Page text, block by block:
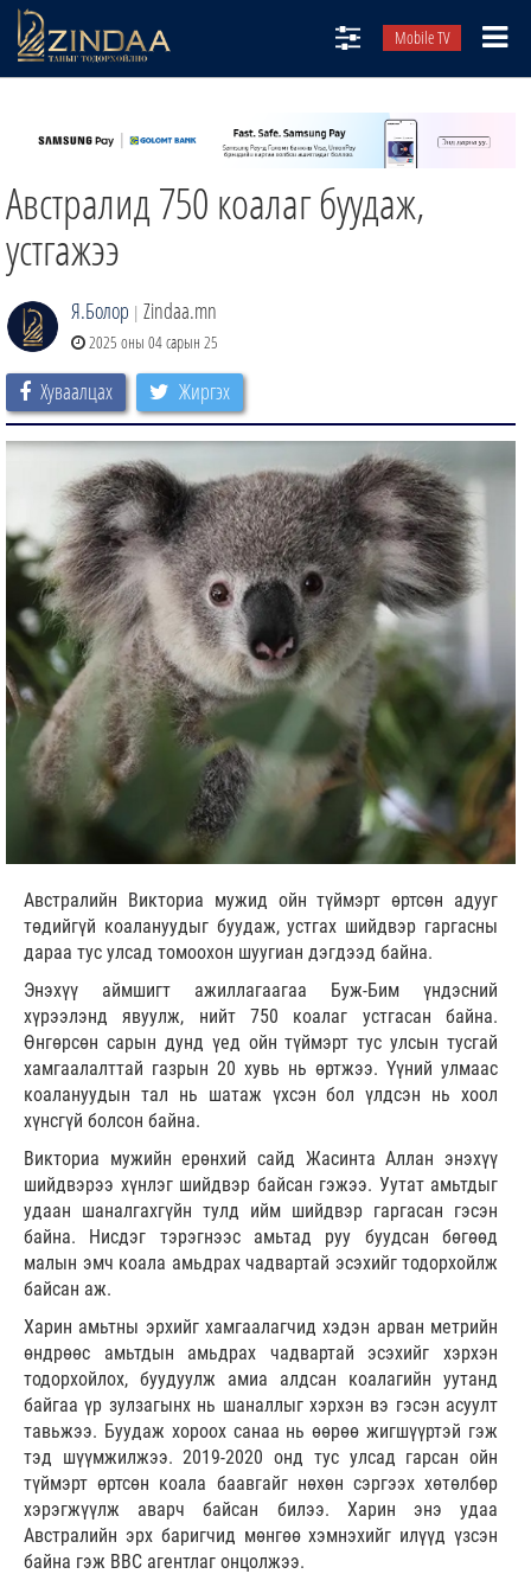
Mobile TV
ТВ8
ӨГЛӨӨНИЙ СОНИН
АУДИО ЗОХИОЛ
ЗИНДАА СЭТГҮҮЛ
Австралид 750 коалаг буудаж,
устгажээ
Я.Болор | Zindaa.mn
2025 оны 04 сарын 25
Хуваалцах Жиргэх
Австралийн Викториа мужид ойн түймэрт өртсөн адууг
төдийгүй коалануудыг буудаж, устгах шийдвэр гаргасны
дараа тус улсад томоохон шуугиан дэгдээд байна.
Энэхүү аймшигт ажиллагаагаа Буж-Бим үндэсний
хүрээлэнд явуулж, нийт 750 коалаг устгасан байна.
Өнгөрсөн сарын дунд үед ойн түймэрт тус улсын тусгай
хамгаалалттай газрын 20 хувь нь өртжээ. Үүний улмаас
коалануудын тал нь шатаж үхсэн бол үлдсэн нь хоол
хүнсгүй болсон байна.
Викториа мужийн ерөнхий сайд Жасинта Аллан энэхүү
шийдвэрээ хүнлэг шийдвэр байсан гэжээ. Уутат амьтдыг
удаан шаналгахгүйн тулд ийм шийдвэр гаргасан гэсэн
байна. Нисдэг тэрэгнээс амьтад руу буудсан бөгөөд
малын эмч коала амьдрах чадвартай эсэхийг тодорхойлж
байсан аж.
Харин амьтны эрхийг хамгаалагчид хэдэн арван метрийн
өндрөөс амьтдын амьдрах чадвартай эсэхийг хэрхэн
тодорхойлох, буудуулж амиа алдсан коалагийн уутанд
байгаа үр зулзагынх нь шаналлыг хэрхэн вэ гэсэн асуулт
тавьжээ. Буудаж хороох санаа нь өөрөө жигшүүртэй гэж
тэд шүүмжилжээ. 2019-2020 онд тус улсад гарсан ойн
түймэрт өртсөн коала баавгайг нөхөн сэргээх хөтөлбөр
хэрэгжүүлж аварч байсан билээ. Харин энэ удаа
Австралийн эрх баригчид мөнгөө хэмнэхийг илүүд үзсэн
байна гэж ВВС агентлаг онцолжээ.